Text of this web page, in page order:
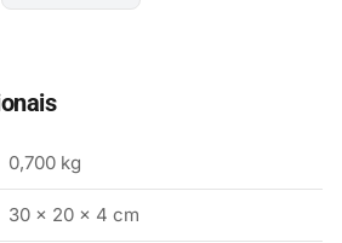
a evitar danos durante o
para organizar pequenos
fones ou cartões de jogo,
em um único lugar
0,700 kg
30 × 20 × 4 cm